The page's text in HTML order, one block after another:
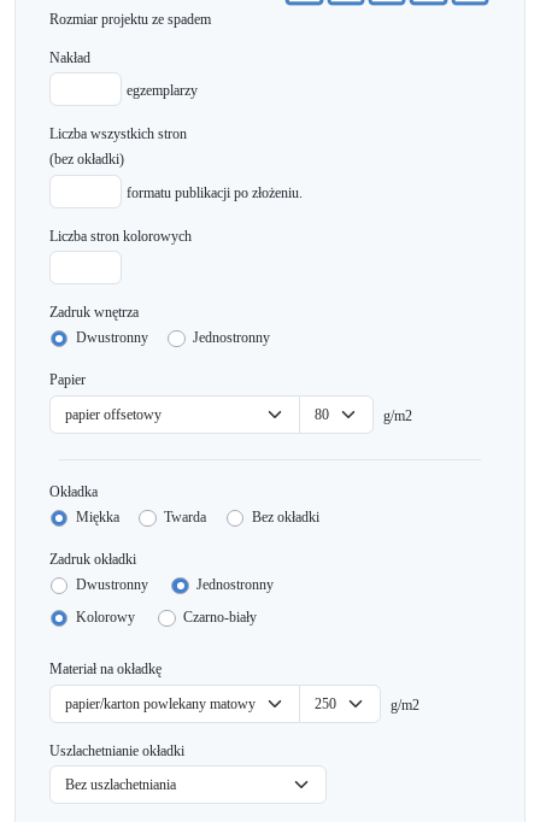
Rozmiar projektu ze spadem
Nakład
egzemplarzy
Liczba wszystkich stron
(bez okładki)
formatu publikacji po złożeniu.
Liczba stron kolorowych
Zadruk wnętrza
Dwustronny
Jednostronny
Papier
g/m2
Okładka
Miękka
Twarda Bez okładki
Zadruk okładki
Dwustronny
Jednostronny
Kolorowy
Czarno-biały
Materiał na okładkę
g/m2
Uszlachetnianie okładki